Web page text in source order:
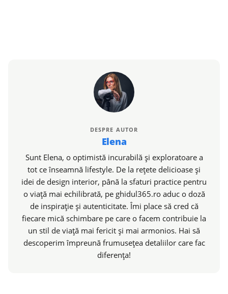
DESPRE AUTOR
Elena
Sunt Elena, o optimistă incurabilă și exploratoare a
tot ce înseamnă lifestyle. De la rețete delicioase și
idei de design interior, până la sfaturi practice pentru
o viață mai echilibrată, pe ghidul365.ro aduc o doză
de inspirație și autenticitate. Îmi place să cred că
fiecare mică schimbare pe care o facem contribuie la
un stil de viață mai fericit și mai armonios. Hai să
descoperim împreună frumusețea detaliilor care fac
diferența!